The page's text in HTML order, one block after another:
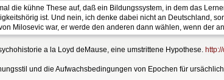
die kühne These auf, daß ein Bildungssystem, in dem das
ist. Und nein, ich denke dabei nicht an Deutschland,
Milosevic war, er werde den anderen dann wählen, wenn der
a la Loyd deMause, eine umstrittene Hypothese.
und die Aufwachsbedingungen von Epochen für